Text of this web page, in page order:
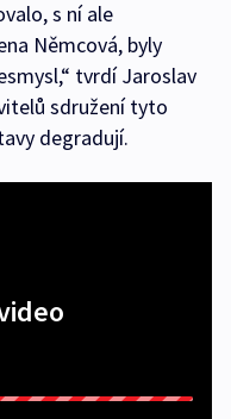
s ní ale
Němcová, byly
tvrdí Jaroslav
sdružení tyto
degradují.